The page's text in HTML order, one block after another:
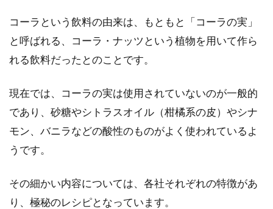
小学生のお子様がいるご家庭は、毎年自由研究
のテーマに悩まされているという方も多いです
よね。そ...
外国人から人気の日本食！評価が高
い日本食ランキング発表！
思います...
コーラという飲料の由来は、もともと「コーラの実」
と呼ばれる、コーラ・ナッツという植物を用いて作ら
れる飲料だったとのことです。
現在では、コーラの実は使用されていないのが一般的
であり、砂糖やシトラスオイル（柑橘系の皮）やシナ
モン、バニラなどの酸性のものがよく使われているよ
うです。
その細かい内容については、各社それぞれの特徴があ
り、極秘のレシピとなっています。